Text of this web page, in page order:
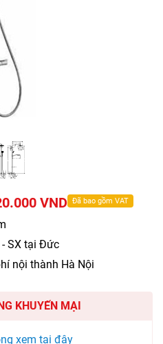
VND Đã bao gồm VAT
- SX tại Đức
nội thành Hà Nội
KHUYẾN MẠI
xem tại đây